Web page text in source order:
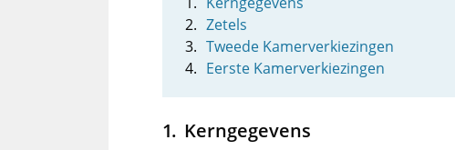
Zetels
Tweede Kamerverkiezingen
Eerste Kamerverkiezingen
Kerngegevens